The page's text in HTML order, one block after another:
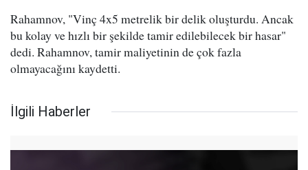
Rahamnov, "Vinç 4x5 metrelik bir delik oluşturdu. Ancak
bu kolay ve hızlı bir şekilde tamir edilebilecek bir hasar"
dedi. Rahamnov, tamir maliyetinin de çok fazla
olmayacağını kaydetti.
İlgili Haberler